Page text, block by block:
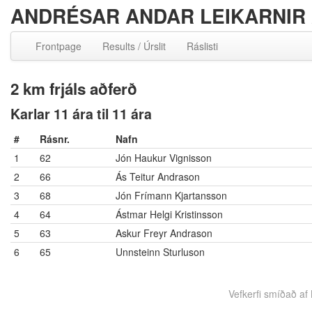
ANDRÉSAR ANDAR
Frontpage Results / Úrslit Ráslisti
2 km frjáls aðferð
Karlar 11 ára til 11 ára
# Rásnr.
Nafn
1
62
Jón Haukur Vignisson
2
66
Ás Teitur Andrason
3
68
Jón Frímann Kjartansson
4
64
Ástmar Helgi Kristinsson
5
63
Askur Freyr Andrason
6
65 Unnsteinn Sturluson
Vefkerfi smíðað